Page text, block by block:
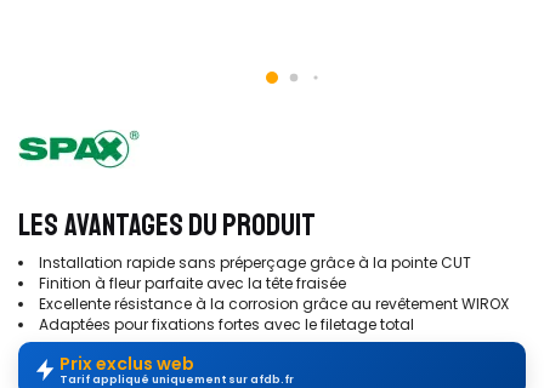
LES AVANTAGES DU PRODUIT
Installation rapide sans préperçage grâce à la pointe CUT
Finition à fleur parfaite avec la tête fraisée
Excellente résistance à la corrosion grâce au revêtement WIROX
Adaptées pour fixations fortes avec le filetage total
Prix exclus web
Tarif appliqué uniquement sur afdb.fr